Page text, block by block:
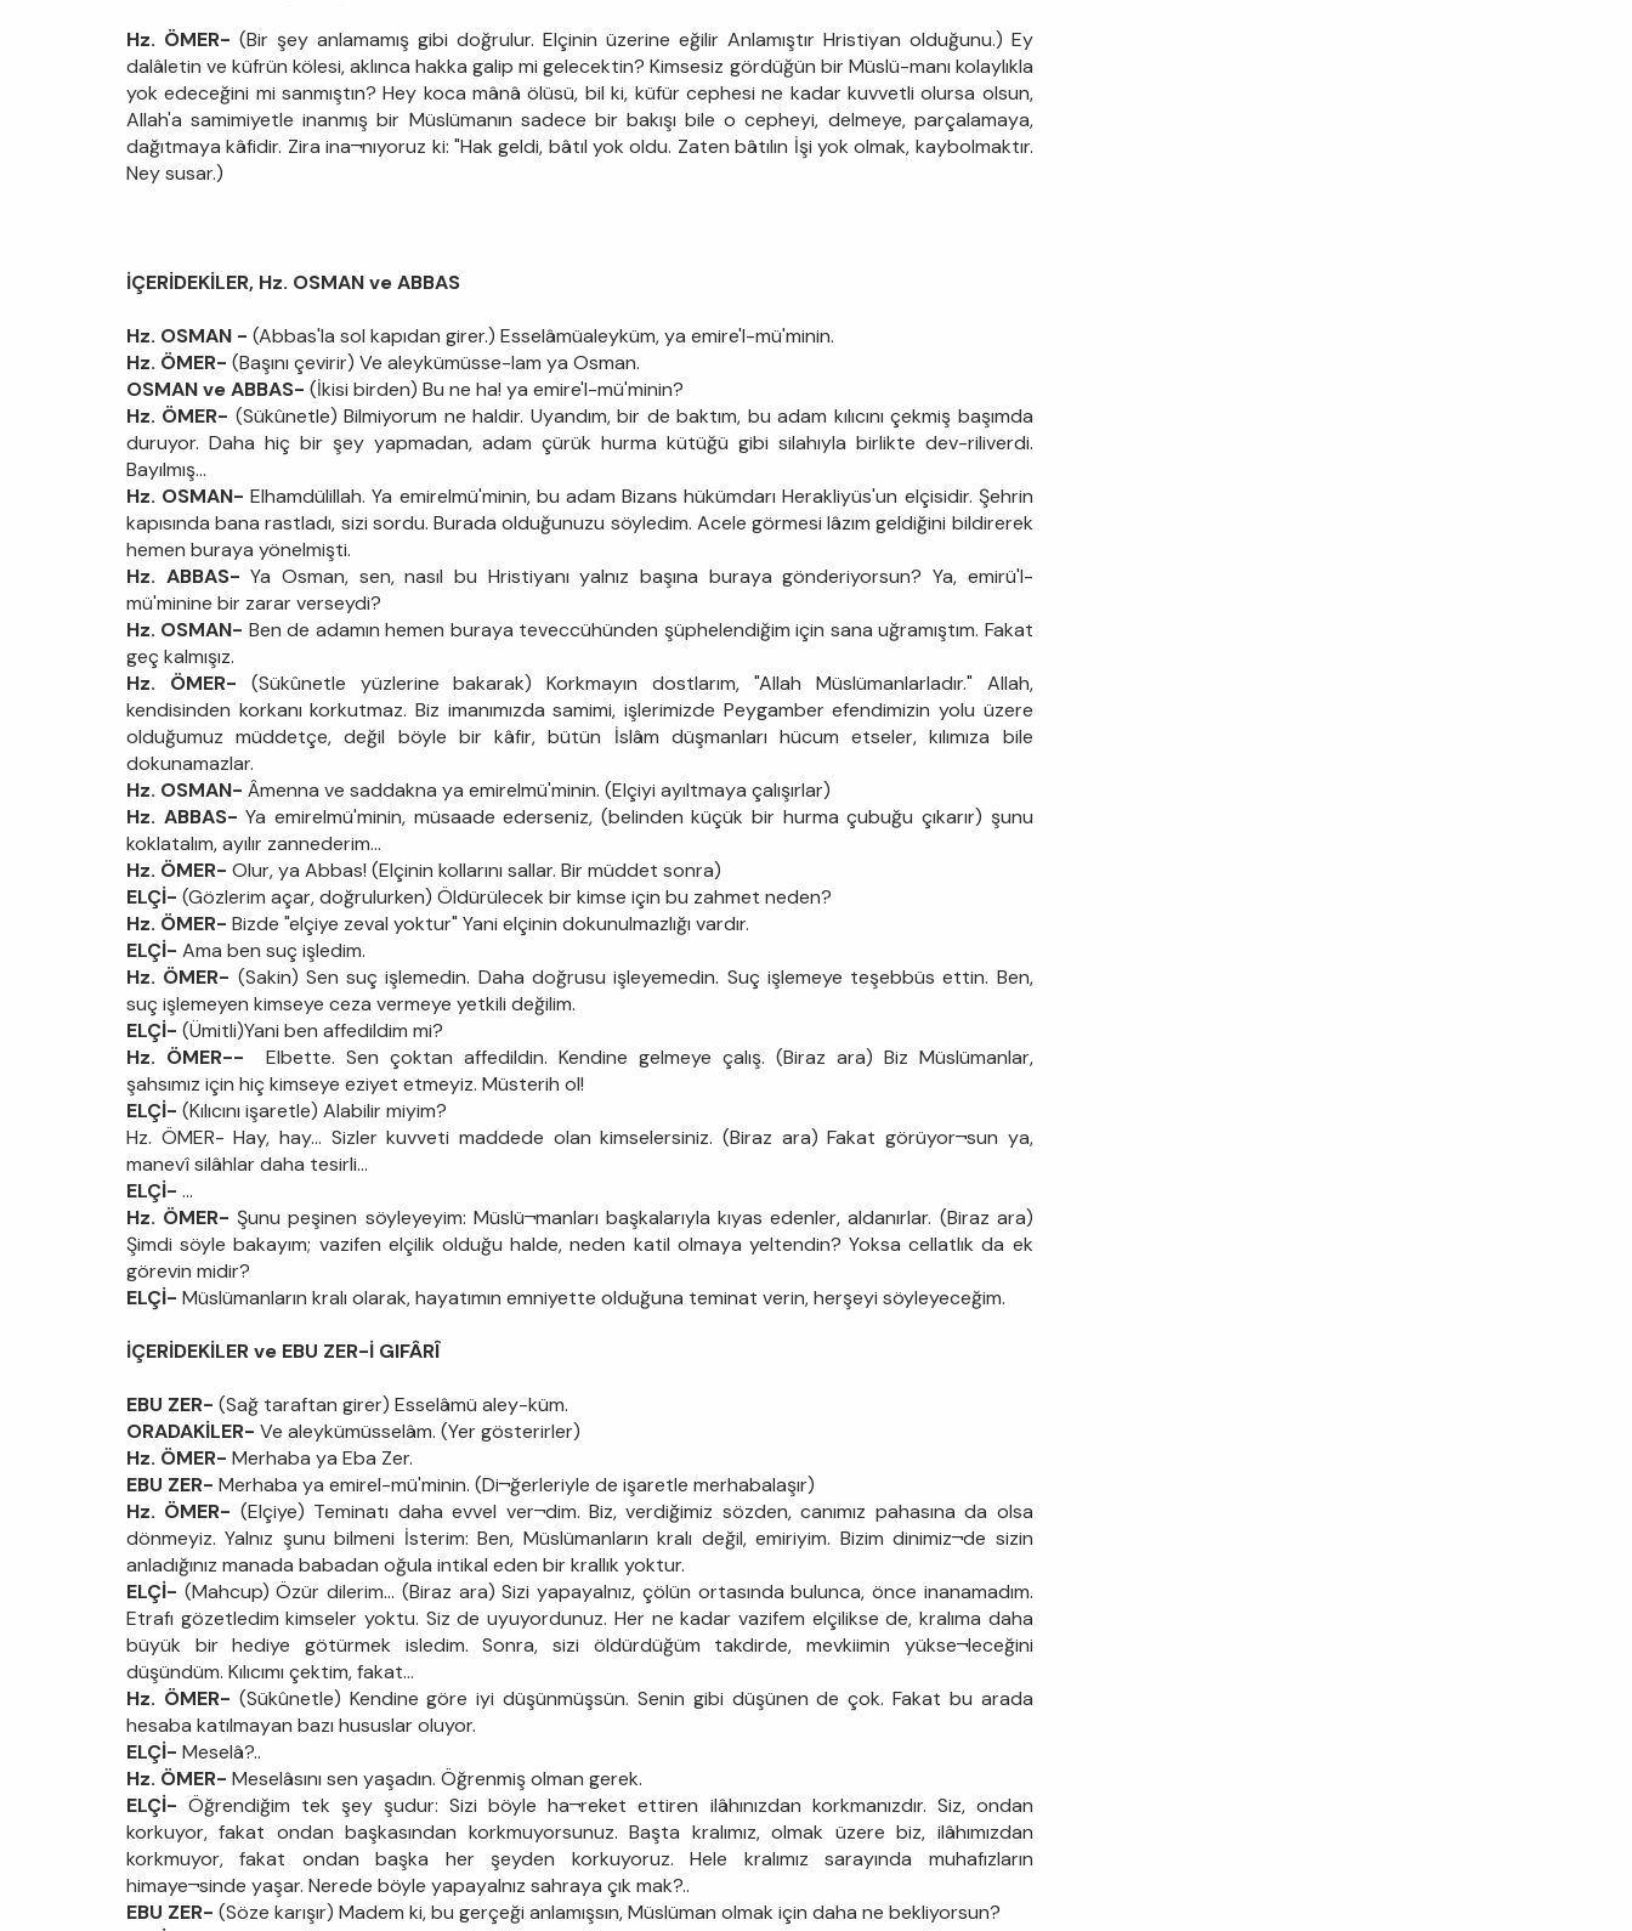
Hz. ÖMER- (Bir şey anlamamış gibi doğrulur. Elçinin üzerine eğilir Anlamıştır Hristiyan olduğunu.) Ey
dalâletin ve küfrün kölesi, aklınca hakka galip mi gelecektin? Kimsesiz gördüğün bir Müslü-manı kolaylıkla
yok edeceğini mi sanmıştın? Hey koca mânâ ölüsü, bil ki, küfür cephesi ne kadar kuvvetli olursa olsun,
Allah'a samimiyetle inanmış bir Müslümanın sadece bir bakışı bile o cepheyi, delmeye, parçalamaya,
dağıtmaya kâfidir. Zira ina¬nıyoruz ki: "Hak geldi, bâtıl yok oldu. Zaten bâtılın İşi yok olmak, kaybolmaktır.
Ney susar.)
İÇERİDEKİLER, Hz. OSMAN ve ABBAS
Hz. OSMAN - (Abbas'la sol kapıdan girer.) Esselâmüaleyküm, ya emire'l-mü'minin.
Hz. ÖMER- (Başını çevirir) Ve aleykümüsse-lam ya Osman.
OSMAN ve ABBAS- (İkisi birden) Bu ne ha! ya emire'l-mü'minin?
Hz. ÖMER- (Sükûnetle) Bilmiyorum ne haldir. Uyandım, bir de baktım, bu adam kılıcını çekmiş başımda
duruyor. Daha hiç bir şey yapmadan, adam çürük hurma kütüğü gibi silahıyla birlikte dev-riliverdi.
Bayılmış...
Hz. OSMAN- Elhamdülillah. Ya emirelmü'minin, bu adam Bizans hükümdarı Herakliyüs'un elçisidir. Şehrin
kapısında bana rastladı, sizi sordu. Burada olduğunuzu söyledim. Acele görmesi lâzım geldiğini bildirerek
hemen buraya yönelmişti.
Hz. ABBAS- Ya Osman, sen, nasıl bu Hristiyanı yalnız başına buraya gönderiyorsun? Ya, emirü'l-
mü'minine bir zarar verseydi?
Hz. OSMAN- Ben de adamın hemen buraya teveccühünden şüphelendiğim için sana uğramıştım. Fakat
geç kalmışız.
Hz. ÖMER- (Sükûnetle yüzlerine bakarak) Korkmayın dostlarım, "Allah Müslümanlarladır." Allah,
kendisinden korkanı korkutmaz. Biz imanımızda samimi, işlerimizde Peygamber efendimizin yolu üzere
olduğumuz müddetçe, değil böyle bir kâfir, bütün İslâm düşmanları hücum etseler, kılımıza bile
dokunamazlar.
Hz. OSMAN- Âmenna ve saddakna ya emirelmü'minin. (Elçiyi ayıltmaya çalışırlar)
Hz. ABBAS- Ya emirelmü'minin, müsaade ederseniz, (belinden küçük bir hurma çubuğu çıkarır) şunu
koklatalım, ayıIır zannederim...
Hz. ÖMER- Olur, ya Abbas! (Elçinin kollarını sallar. Bir müddet sonra)
ELÇİ- (Gözlerim açar, doğrulurken) Öldürülecek bir kimse için bu zahmet neden?
Hz. ÖMER- Bizde "elçiye zeval yoktur" Yani elçinin dokunulmazlığı vardır.
ELÇİ- Ama ben suç işledim.
Hz. ÖMER- (Sakin) Sen suç işlemedin. Daha doğrusu işleyemedin. Suç işlemeye teşebbüs ettin. Ben,
suç işlemeyen kimseye ceza vermeye yetkili değilim.
ELÇİ- (Ümitli)Yani ben affedildim mi?
Hz. ÖMER-- Elbette. Sen çoktan affedildin. Kendine gelmeye çalış. (Biraz ara) Biz Müslümanlar,
şahsımız için hiç kimseye eziyet etmeyiz. Müsterih ol!
ELÇİ- (Kılıcını işaretle) Alabilir miyim?
Hz. ÖMER- Hay, hay... Sizler kuvveti maddede olan kimselersiniz. (Biraz ara) Fakat görüyor¬sun ya,
manevî silâhlar daha tesirli...
ELÇİ- ...
Hz. ÖMER- Şunu peşinen söyleyeyim: Müslü¬manları başkalarıyla kıyas edenler, aldanırlar. (Biraz ara)
Şimdi söyle bakayım; vazifen elçilik olduğu halde, neden katil olmaya yeltendin? Yoksa cellatlık da ek
görevin midir?
ELÇİ- Müslümanların kralı olarak, hayatımın emniyette olduğuna teminat verin, herşeyi söyleyeceğim.
İÇERİDEKİLER ve EBU ZER-İ GIFÂRÎ
EBU ZER- (Sağ taraftan girer) Esselâmü aley-küm.
ORADAKİLER- Ve aleykümüsselâm. (Yer gösterirler)
Hz. ÖMER- Merhaba ya Eba Zer.
EBU ZER- Merhaba ya emirel-mü'minin. (Di¬ğerleriyle de işaretle merhabalaşır)
Hz. ÖMER- (Elçiye) Teminatı daha evvel ver¬dim. Biz, verdiğimiz sözden, canımız pahasına da olsa
dönmeyiz. Yalnız şunu bilmeni İsterim: Ben, Müslümanların kralı değil, emiriyim. Bizim dinimiz¬de sizin
anladığınız manada babadan oğula intikal eden bir krallık yoktur.
ELÇİ- (Mahcup) Özür dilerim... (Biraz ara) Sizi yapayalnız, çölün ortasında bulunca, önce inanamadım.
Etrafı gözetledim kimseler yoktu. Siz de uyuyordunuz. Her ne kadar vazifem elçilikse de, kralıma daha
büyük bir hediye götürmek isledim. Sonra, sizi öldürdüğüm takdirde, mevkiimin yükse¬leceğini
düşündüm. Kılıcımı çektim, fakat...
Hz. ÖMER- (Sükûnetle) Kendine göre iyi düşünmüşsün. Senin gibi düşünen de çok. Fakat bu arada
hesaba katılmayan bazı hususlar oluyor.
ELÇİ- Meselâ?..
Hz. ÖMER- Meselâsını sen yaşadın. Öğrenmiş olman gerek.
ELÇİ- Öğrendiğim tek şey şudur: Sizi böyle ha¬reket ettiren ilâhınızdan korkmanızdır. Siz, ondan
korkuyor, fakat ondan başkasından korkmuyorsunuz. Başta kralımız, olmak üzere biz, ilâhımızdan
korkmuyor, fakat ondan başka her şeyden korkuyoruz. Hele kralımız sarayında muhafızların
himaye¬sinde yaşar. Nerede böyle yapayalnız sahraya çık mak?..
EBU ZER- (Söze karışır) Madem ki, bu gerçeği anlamışsın, Müslüman olmak için daha ne bekliyorsun?